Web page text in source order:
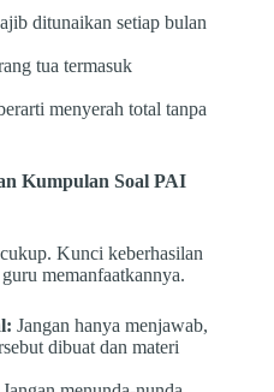
ditunaikan setiap bulan
tua termasuk
menyerah total tanpa
Kumpulan Soal PAI
Kunci keberhasilan
memanfaatkannya.
Jangan hanya menjawab,
dibuat dan materi